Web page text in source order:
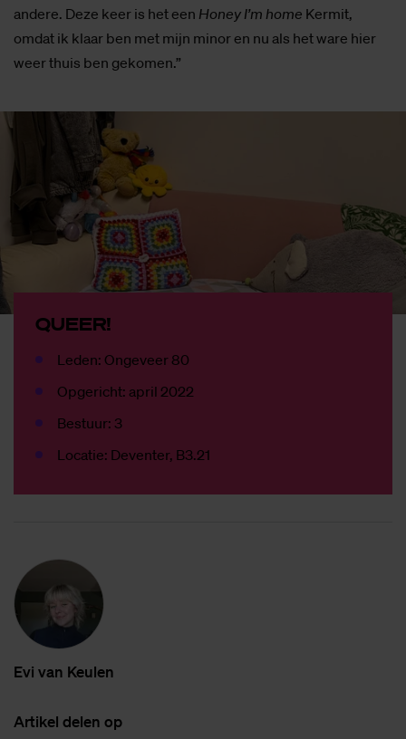
andere. Deze keer is het een Honey I’m home Kermit,
omdat ik klaar ben met mijn minor en nu als het ware hier
weer thuis ben gekomen.”
QUEER!
Leden: Ongeveer 80
Opgericht: april 2022
Bestuur: 3
Locatie: Deventer, B3.21
Evi van Keu­len
Ar­ti­kel de­len op